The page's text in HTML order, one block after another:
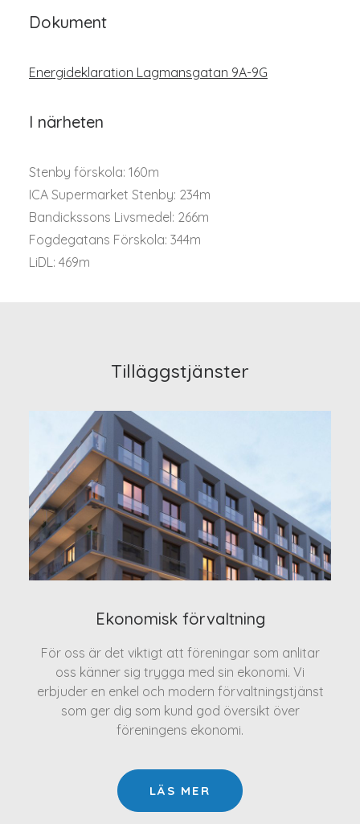
Dokument
Energideklaration Lagmansgatan 9A-9G
I närheten
Stenby förskola: 160m
ICA Supermarket Stenby: 234m
Bandickssons Livsmedel: 266m
Fogdegatans Förskola: 344m
LiDL: 469m
Tilläggstjänster
Ekonomisk förvaltning
För oss är det viktigt att föreningar som anlitar
oss känner sig trygga med sin ekonomi. Vi
erbjuder en enkel och modern förvaltningstjänst
som ger dig som kund god översikt över
föreningens ekonomi.
LÄS MER